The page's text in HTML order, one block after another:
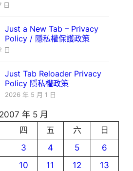
日
Just a New Tab – Privacy
Policy / 隱私權保護政策
日
Just Tab Reloader Privacy
Policy 隱私權政策
2026 年 5 月 1 日
2007 年 5 月
四 五 六
日
3 4 5
6
10 11 12
13